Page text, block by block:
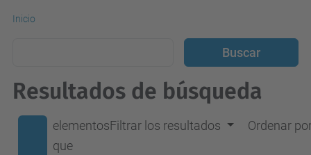
Inicio
Resultados de búsqueda
elementos
que
Filtrar los resultados Ordenar